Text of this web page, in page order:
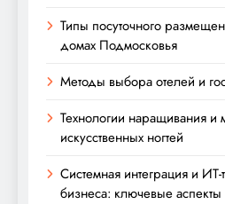
Типы посуточного
домах Подмосковья
Методы выбора отелей и
Технологии наращивания и
искусственных ногтей
Системная интеграция и
бизнеса: ключевые аспекты